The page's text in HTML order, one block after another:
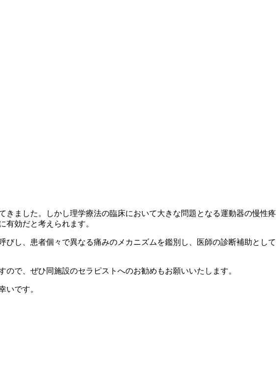
ました。しかし理学療法の臨床において大きな問題となる運動器の慢性疼
効だと考えられます。
し、患者個々で異なる痛みのメカニズムを鑑別し、医師の診断補助として
で、ぜひ同施設のセラピストへのお勧めもお願いいたします。
いです。